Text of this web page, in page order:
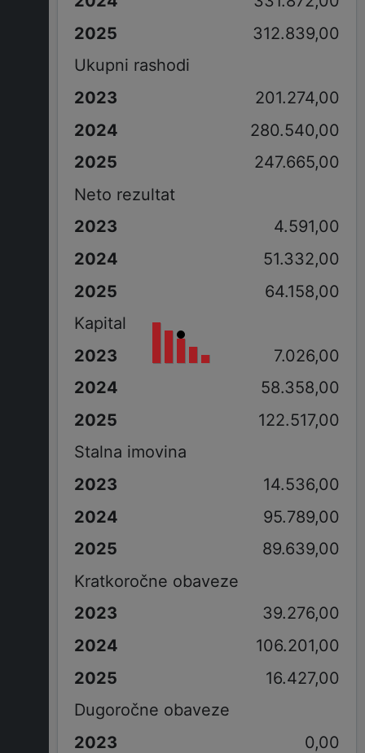
312.839,00
Ukupni rashodi
201.274,00
280.540,00
247.665,00
Neto rezultat
4.591,00
51.332,00
64.158,00
Kapital
7.026,00
58.358,00
122.517,00
Stalna imovina
14.536,00
95.789,00
89.639,00
Kratkoročne obaveze
39.276,00
106.201,00
16.427,00
Dugoročne obaveze
0,00